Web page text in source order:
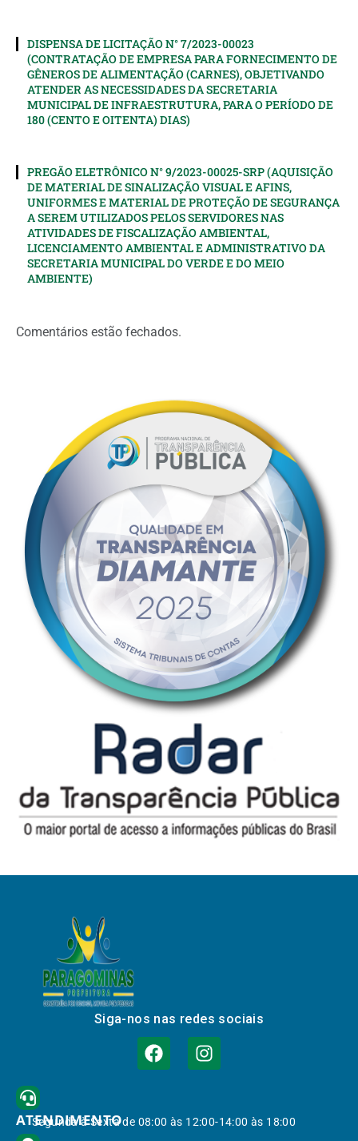
DISPENSA DE LICITAÇÃO N° 7/2023-00023
(CONTRATAÇÃO DE EMPRESA PARA FORNECIMENTO DE
GÊNEROS DE ALIMENTAÇÃO (CARNES), OBJETIVANDO
ATENDER AS NECESSIDADES DA SECRETARIA
MUNICIPAL DE INFRAESTRUTURA, PARA O PERÍODO DE
180 (CENTO E OITENTA) DIAS)
PREGÃO ELETRÔNICO N° 9/2023-00025-SRP (AQUISIÇÃO
DE MATERIAL DE SINALIZAÇÃO VISUAL E AFINS,
UNIFORMES E MATERIAL DE PROTEÇÃO DE SEGURANÇA
A SEREM UTILIZADOS PELOS SERVIDORES NAS
ATIVIDADES DE FISCALIZAÇÃO AMBIENTAL,
LICENCIAMENTO AMBIENTAL E ADMINISTRATIVO DA
SECRETARIA MUNICIPAL DO VERDE E DO MEIO
AMBIENTE)
Comentários estão fechados.
Siga-nos nas redes sociais
ATENDIMENTO
Segunda à Sexta de 08:00 às 12:00-14:00 às 18:00